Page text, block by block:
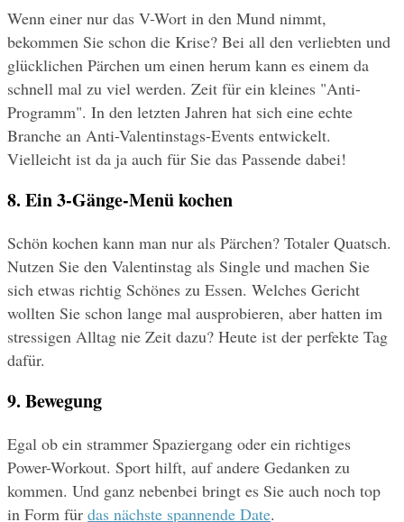
Wenn einer nur das V-Wort in den Mund nimmt,
bekommen Sie schon die Krise? Bei all den verliebten und
glücklichen Pärchen um einen herum kann es einem da
schnell mal zu viel werden. Zeit für ein kleines "Anti-
Programm". In den letzten Jahren hat sich eine echte
Branche an Anti-Valentinstags-Events entwickelt.
Vielleicht ist da ja auch für Sie das Passende dabei!
8. Ein 3-Gänge-Menü kochen
Schön kochen kann man nur als Pärchen? Totaler Quatsch.
Nutzen Sie den Valentinstag als Single und machen Sie
sich etwas richtig Schönes zu Essen. Welches Gericht
wollten Sie schon lange mal ausprobieren, aber hatten im
stressigen Alltag nie Zeit dazu? Heute ist der perfekte Tag
dafür.
9. Bewegung
Egal ob ein strammer Spaziergang oder ein richtiges
Power-Workout. Sport hilft, auf andere Gedanken zu
kommen. Und ganz nebenbei bringt es Sie auch noch top
in Form für das nächste spannende Date.